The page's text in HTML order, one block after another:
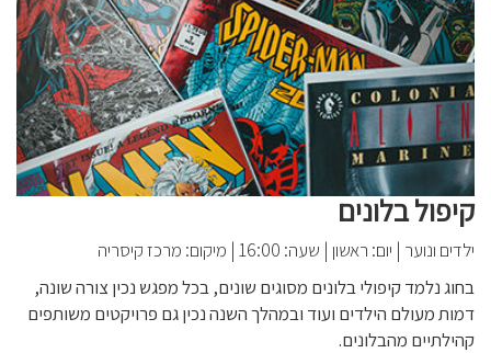
קיפול בלונים
ילדים ונוער | יום: ראשון | שעה: 16:00 | מיקום: מרכז קיסריה
בחוג נלמד קיפולי בלונים מסוגים שונים, בכל מפגש נכין צורה שונה,
דמות מעולם הילדים ועוד ובמהלך השנה נכין גם פרויקטים משותפים
קהילתיים מהבלונים.